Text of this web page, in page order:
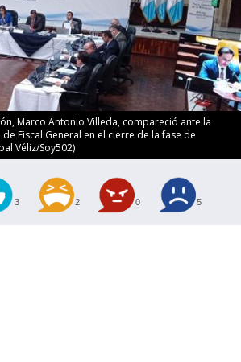
Marco Antonio Villeda, compareció ante la
Fiscal General en el cierre de la fase de
Véliz/Soy502)
3 2 0 5